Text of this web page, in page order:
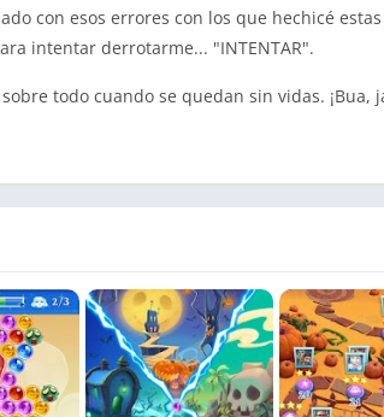
con esos errores con los que hechicé
intentar derrotarme... "INTENTAR".
todo cuando se quedan sin vidas. ¡Bua,